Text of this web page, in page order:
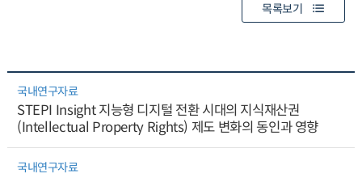
목록보기
국내연구자료
STEPI Insight 지능형 디지털 전환 시대의 지식재산권
(Intellectual Property Rights) 제도 변화의 동인과 영향
국내연구자료